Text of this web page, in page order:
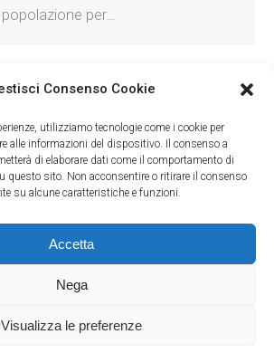
Consenso Cookie
utilizziamo tecnologie come i cookie per
alle informazioni del dispositivo. Il consenso a
di elaborare dati come il comportamento di
questo sito. Non acconsentire o ritirare il consenso
su alcune caratteristiche e funzioni.
Accetta
Nega
Visualizza le preferenze
per…
Caccia- Via Andrea Solari, 40 - 20144 Milano
Visconti, 31 - 28010 Agrate Conturbia (NO) - C.F.